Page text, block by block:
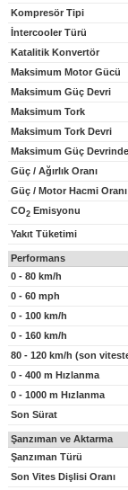
Kompresör Tipi
İntercooler Türü
Katalitik Konvertör
Maksimum Motor Gücü
Maksimum Güç Devri
Maksimum Tork
Maksimum Tork Devri
Maksimum Güç
Güç / Ağırlık Oranı
Güç / Motor Hacmi Oranı
CO2 Emisyonu
Yakıt Tüketimi
Performans
0 - 80 km/h
0 - 60 mph
0 - 100 km/h
0 - 160 km/h
80 - 120 km/h (son
0 - 400 m Hızlanma
0 - 1000 m Hızlanma
Son Sürat
Şanzıman ve Aktarma
Şanzıman Türü
Son Vites Dişlisi Oranı